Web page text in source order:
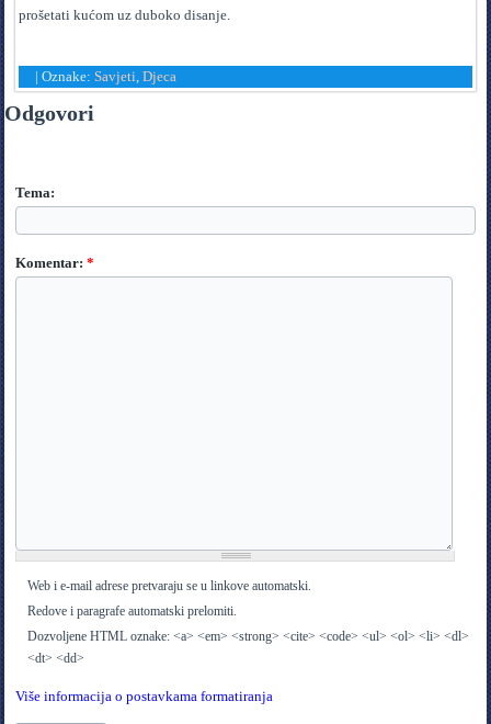
prošetati kućom uz duboko disanje.
|Oznake:Savjeti ,Djeca
Odgovori
Tema:
Komentar:*
Web i e-mail adrese pretvaraju se u linkove automatski.
Redove i paragrafe automatski prelomiti.
Dozvoljene HTML oznake: <a> <em> <strong> <cite> <code> <ul> <ol> <li> <dl>
<dt> <dd>
Više informacija o postavkama formatiranja